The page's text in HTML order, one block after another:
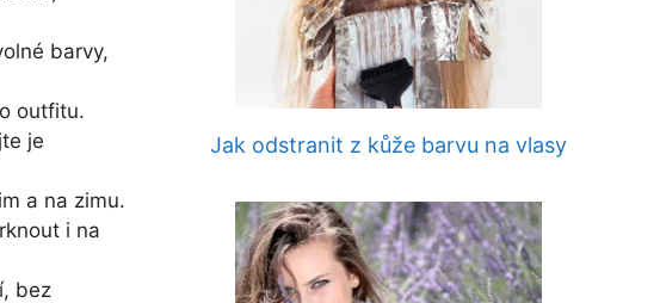
barvy,
outfitu.
je
a na zimu.
i na
bez
Jak odstranit z kůže barvu na vlasy